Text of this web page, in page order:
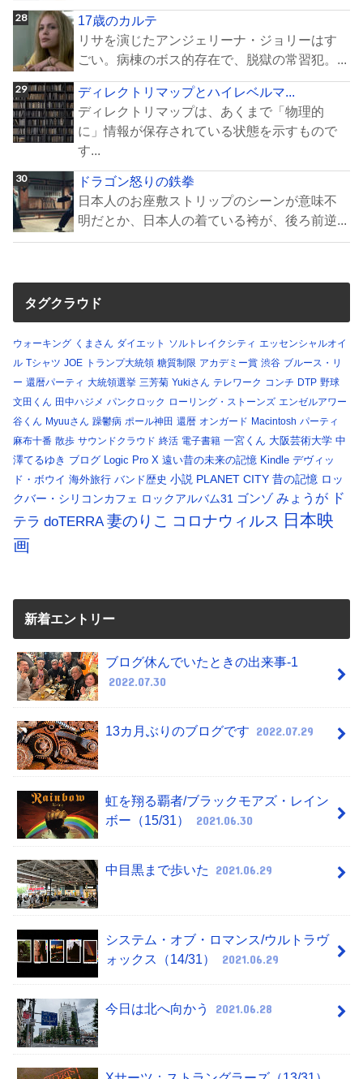
17歳のカルテ
リサを演じたアンジェリーナ・ジョリーはす
ごい。病棟のボス的存在で、脱獄の常習犯。...
ディレクトリマップとハイレベルマ...
ディレクトリマップは、あくまで「物理的
に」情報が保存されている状態を示すもので
す...
ドラゴン怒りの鉄拳
日本人のお座敷ストリップのシーンが意味不
明だとか、日本人の着ている袴が、後ろ前逆...
タグクラウド
ウォーキング くまさん ダイエット ソルトレイクシティ エッセンシャルオイ
ル Tシャツ JOE トランプ大統領 糖質制限 アカデミー賞 渋谷 ブルース・リ
ー 還暦パーティ 大統領選挙 三芳菊 Yukiさん テレワーク コンチ DTP 野球
文田くん 田中ハジメ パンクロック ローリング・ストーンズ エンゼルアワー
谷くん Myuuさん 躁鬱病 ポール神田 還暦 オンガード Macintosh パーティ
麻布十番 散歩 サウンドクラウド 終活 電子書籍 一宮くん 大阪芸術大学 中
澤てるゆき ブログ Logic Pro X 遠い昔の未来の記憶 Kindle デヴィッ
ド・ボウイ 海外旅行 バンド歴史 小説 PLANET CITY 昔の記憶 ロッ
クバー・シリコンカフェ ロックアルバム31 ゴンゾ みょうが
ド
テラ doTERRA 妻のりこ コロナウィルス 日本映
画
新着エントリー
ブログ休んでいたときの出来事-1
2022.07.30
13カ月ぶりのブログです 2022.07.29
虹を翔る覇者/ブラックモアズ・レイン
ボー（15/31）
2021.06.30
中目黒まで歩いた 2021.06.29
システム・オブ・ロマンス/ウルトラヴ
ォックス（14/31）
2021.06.29
今日は北へ向かう 2021.06.28